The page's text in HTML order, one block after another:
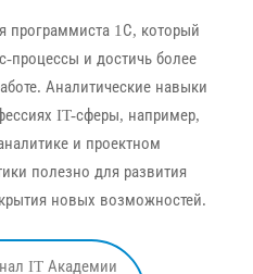
программиста 1С, который
процессы и достичь более
Аналитические навыки
IT-сферы, например,
и проектном
полезно для развития
новых возможностей.
IT Академии